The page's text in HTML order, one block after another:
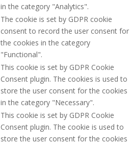
in the category "Analytics".
The cookie is set by GDPR cookie
consent to record the user consent for
the cookies in the category
"Functional".
This cookie is set by GDPR Cookie
Consent plugin. The cookies is used to
store the user consent for the cookies
in the category "Necessary".
This cookie is set by GDPR Cookie
Consent plugin. The cookie is used to
store the user consent for the cookies